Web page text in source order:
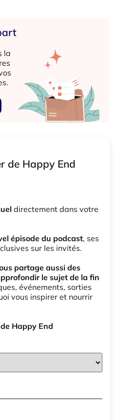
la
de Happy End
directement dans votre
épisode du podcast, ses
sur les invités.
partage aussi des
le sujet de la fin
événements, sorties
vous inspirer et nourrir
Happy End